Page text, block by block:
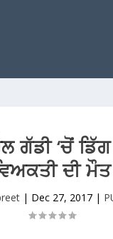
ਗੱਡੀ ‘ਚੋਂ
ਦੀ ਮੌਤ
| Dec 27, 2017|